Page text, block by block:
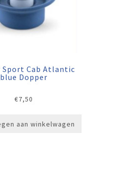
Sport Cab Atlantic
blue Dopper
€7,50
aan winkelwagen